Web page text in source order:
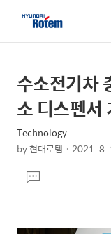
상
세
컨
텐
본
문
제
목
수소전기차
소 디스펜서
Technology
by현대로템 2021. 8.
문댓
글